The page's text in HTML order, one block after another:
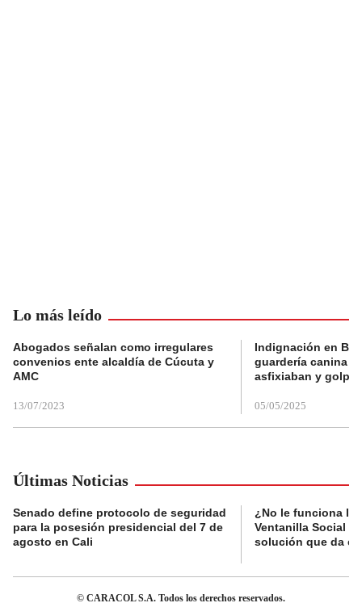
Lo más leído
Abogados señalan como irregulares
convenios ente alcaldía de Cúcuta y
AMC
13/07/2023
Indignación en
guardería canina
asfixiaban y
05/05/2025
Últimas Noticias
Senado define protocolo de seguridad
para la posesión presidencial del 7 de
agosto en Cali
¿No le funciona la
Ventanilla Social
solución que da el
© CARACOL S.A. Todos los derechos reservados.